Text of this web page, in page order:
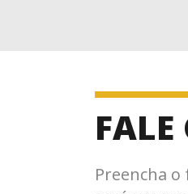
FALE
Preencha